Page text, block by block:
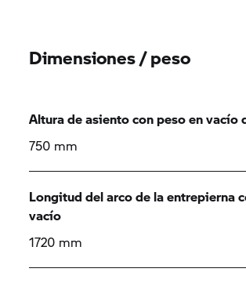
Dimensiones / peso
Altura de asiento con peso en vacío
750 mm
Longitud del arco de la entrepierna
vacío
1720 mm